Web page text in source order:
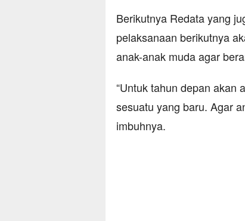
Berikutnya Redata yang
pelaksanaan berikutnya
anak-anak muda agar
“Untuk tahun depan akan
sesuatu yang baru. Agar
imbuhnya.